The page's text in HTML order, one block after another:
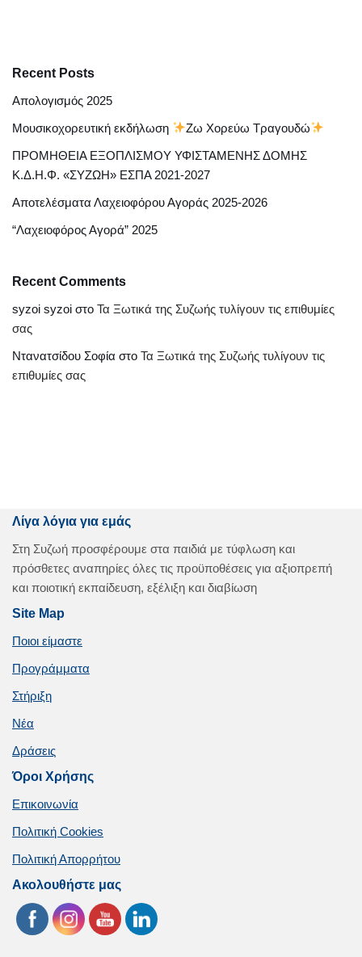
Recent Posts
Απολογισμός 2025
Μουσικοχορευτική εκδήλωση
Ζω Χορεύω Τραγουδώ
ΠΡΟΜΗΘΕΙΑ ΕΞΟΠΛΙΣΜΟΥ ΥΦΙΣΤΑΜΕΝΗΣ ΔΟΜΗΣ
Κ.Δ.Η.Φ. «ΣΥΖΩΗ» ΕΣΠΑ 2021-2027
Αποτελέσματα Λαχειοφόρου Αγοράς 2025-2026
“Λαχειοφόρος Αγορά” 2025
Recent Comments
syzoi syzoi στο Τα Ξωτικά της Συζωής τυλίγουν τις επιθυμίες
σας
Ντανατσίδου Σοφία στο Τα Ξωτικά της Συζωής τυλίγουν τις
επιθυμίες σας
Λίγα λόγια για εμάς
Στη Συζωή προσφέρουμε στα παιδιά με τύφλωση και
πρόσθετες αναπηρίες όλες τις προϋποθέσεις για αξιοπρεπή
και ποιοτική εκπαίδευση, εξέλιξη και διαβίωση
Site Map
Ποιοι είμαστε
Προγράμματα
Στήριξη
Νέα
Δράσεις
Όροι Χρήσης
Επικοινωνία
Πολιτική Cookies
Πολιτική Απορρήτου
Ακολουθήστε μας